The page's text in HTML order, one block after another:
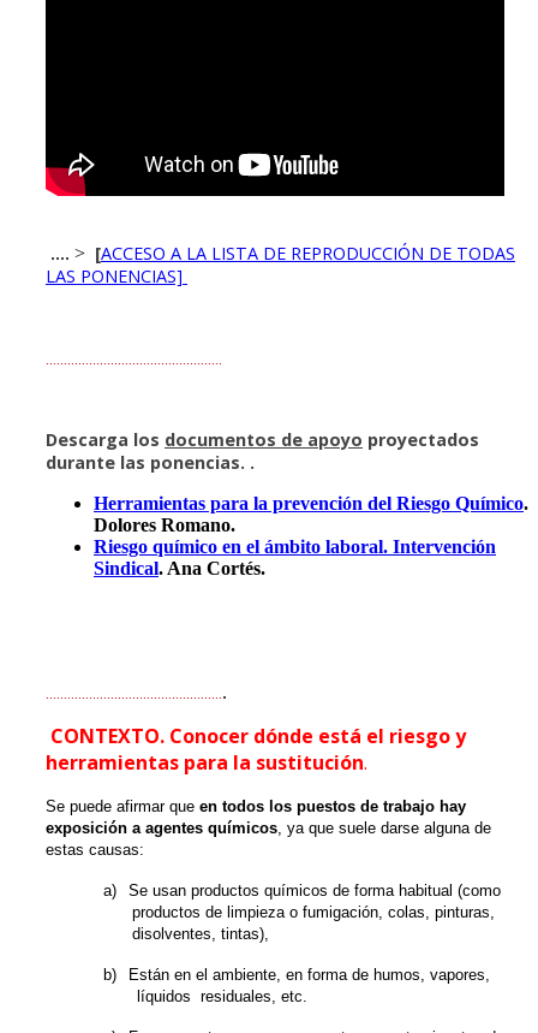
.... > [ACCESO A LA LISTA DE REPRODUCCIÓN DE TODAS
LAS PONENCIAS]
Descarga los documentos de apoyo proyectados
durante las ponencias. .
Herramientas para la prevención del Riesgo Químico.
Dolores Romano.
Riesgo químico en el ámbito laboral. Intervención
Sindical. Ana Cortés.
.
CONTEXTO. Conocer dónde está el riesgo y
herramientas para la sustitución.
Se puede afirmar que en todos los puestos de trabajo hay
exposición a agentes químicos , ya que suele darse alguna de
estas causas:
a)
Se usan productos químicos de forma habitual (como
productos de limpieza o fumigación, colas, pinturas,
disolventes, tintas),
b)
Están en el ambiente, en forma de humos, vapores,
líquidos residuales, etc.